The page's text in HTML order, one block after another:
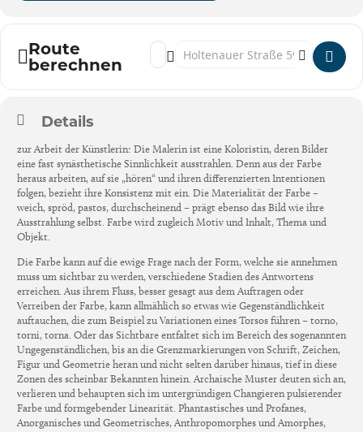
Route
berechnen
Address - Kiel: CHRISTIANE BERGELT
Destination Address - Kiel:
Details
zur Arbeit der Künstlerin: Die Malerin ist eine Koloristin, deren Bilder
eine fast synästhetische Sinnlichkeit ausstrahlen. Denn aus der Farbe
heraus arbeiten, auf sie „hören“ und ihren differenzierten Intentionen
folgen, bezieht ihre Konsistenz mit ein. Die Materialität der Farbe –
weich, spröd, pastos, durchscheinend – prägt ebenso das Bild wie ihre
Ausstrahlung selbst. Farbe wird zugleich Motiv und Inhalt, Thema und
Objekt.
Die Farbe kann auf die ewige Frage nach der Form, welche sie annehmen
muss um sichtbar zu werden, verschiedene Stadien des Antwortens
erreichen. Aus ihrem Fluss, besser gesagt aus dem Auftragen oder
Verreiben der Farbe, kann allmählich so etwas wie Gegenständlichkeit
auftauchen, die zum Beispiel zu Variationen eines Torsos führen – torno,
torni, torna. Oder das Sichtbare entfaltet sich im Bereich des sogenannten
Ungegenständlichen, bis an die Grenzmarkierungen von Schrift, Zeichen,
Figur und Geometrie heran und nicht selten darüber hinaus, tief in diese
Zonen des scheinbar Bekannten hinein. Archaische Muster deuten sich an,
verlieren und behaupten sich im untergründigen Changieren pulsierender
Farbe und formgebender Linearität. Phantastisches und Profanes,
Anorganisches und Geometrisches, Anthropomorphes und Amorphes,